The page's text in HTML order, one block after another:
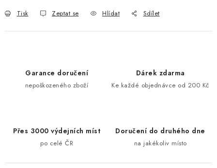
Tisk Zeptat se Hlídat Sdílet
Garance doručení
nepoškozeného zboží
Dárek zdarma
Ke každé objednávce od 200 Kč
Přes 3000 výdejních míst
po celé ČR
Doručení do druhého dne
na jakékoliv místo